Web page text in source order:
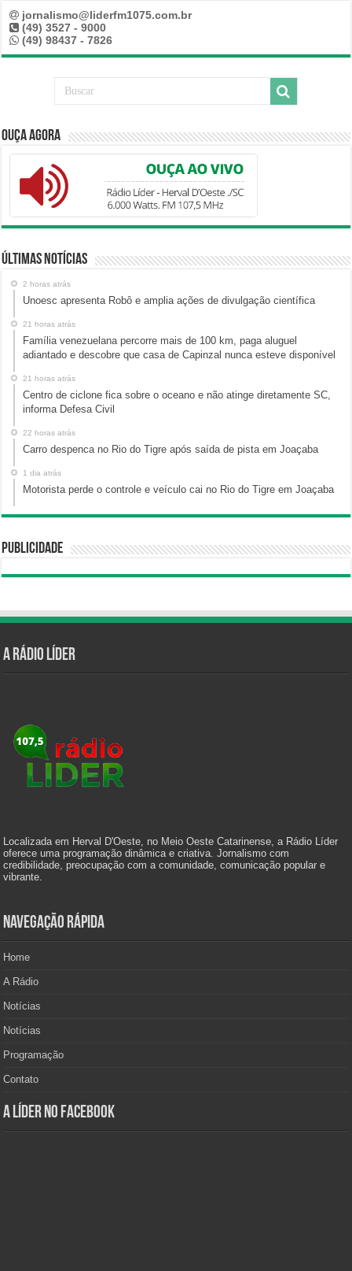
jornalismo@liderfm1075.com.br
(49) 3527 - 9000
(49) 98437 - 7826
Ouça Agora
Últimas Notícias
2 horas atrás
Unoesc apresenta Robô e amplia ações de divulgação científica
21 horas atrás
Família venezuelana percorre mais de 100 km, paga aluguel
adiantado e descobre que casa de Capinzal nunca esteve disponível
21 horas atrás
Centro de ciclone fica sobre o oceano e não atinge diretamente SC,
informa Defesa Civil
22 horas atrás
Carro despenca no Rio do Tigre após saída de pista em Joaçaba
1 dia atrás
Motorista perde o controle e veículo cai no Rio do Tigre em Joaçaba
Publicidade
A Rádio Líder
Localizada em Herval D'Oeste, no Meio Oeste Catarinense, a Rádio Líder
oferece uma programação dinâmica e criativa. Jornalismo com
credibilidade, preocupação com a comunidade, comunicação popular e
vibrante.
Navegação Rápida
Home
A Rádio
Notícias
Notícias
Programação
Contato
A Líder no Facebook